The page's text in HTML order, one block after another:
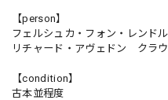
【person】
フェルシュカ・フォン・レン
リチャード・アヴェドン クラ
【condition】
古本並程度